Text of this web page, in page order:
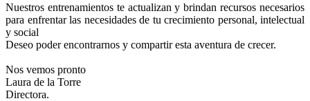
Nuestros entrenamientos te actualizan y brindan recursos necesarios
para enfrentar las necesidades de tu crecimiento personal, intelectual
y social
Deseo poder encontrarnos y compartir esta aventura de crecer.
Nos vemos pronto
Laura de la Torre
Directora.